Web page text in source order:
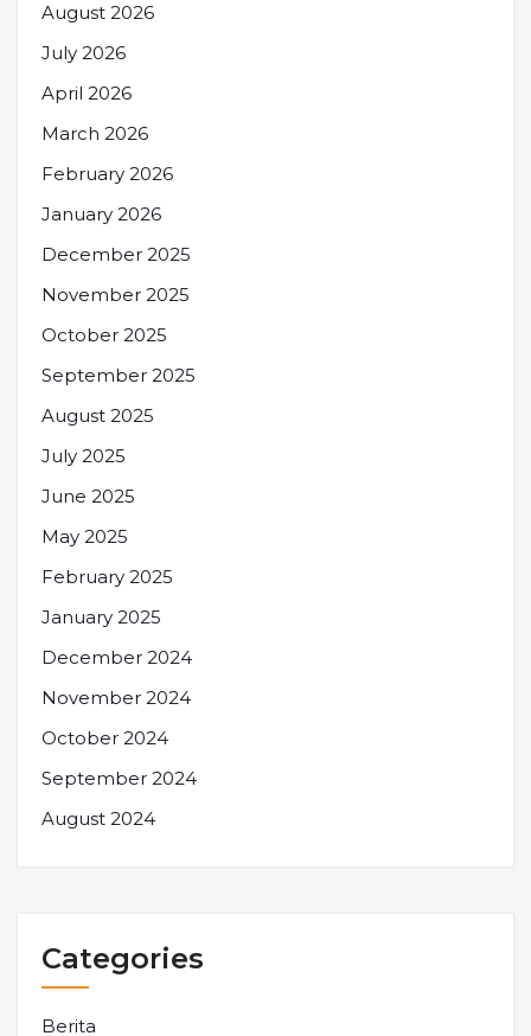
August 2026
July 2026
April 2026
March 2026
February 2026
January 2026
December 2025
November 2025
October 2025
September 2025
August 2025
July 2025
June 2025
May 2025
February 2025
January 2025
December 2024
November 2024
October 2024
September 2024
August 2024
Categories
Berita